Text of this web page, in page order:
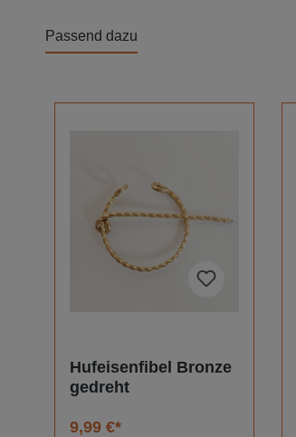
Passend dazu
Hufeisenfibel Bronze
gedreht
9,99 €*